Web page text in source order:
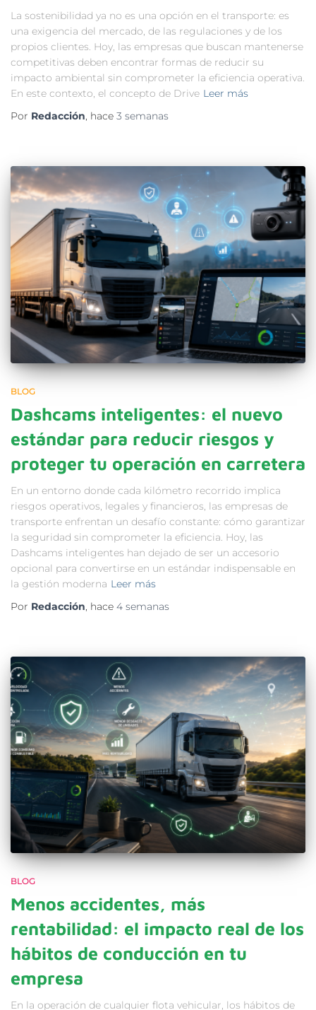
La sostenibilidad ya no es una opción en el transporte: es
una exigencia del mercado, de las regulaciones y de los
propios clientes. Hoy, las empresas que buscan mantenerse
competitivas deben encontrar formas de reducir su
impacto ambiental sin comprometer la eficiencia operativa.
En este contexto, el concepto de Drive Leer más
Por Redacción, hace 3 semanas
BLOG
Dashcams inteligentes: el nuevo
estándar para reducir riesgos y
proteger tu operación en carretera
En un entorno donde cada kilómetro recorrido implica
riesgos operativos, legales y financieros, las empresas de
transporte enfrentan un desafío constante: cómo garantizar
la seguridad sin comprometer la eficiencia. Hoy, las
Dashcams inteligentes han dejado de ser un accesorio
opcional para convertirse en un estándar indispensable en
la gestión moderna Leer más
Por Redacción, hace 4 semanas
BLOG
Menos accidentes, más
rentabilidad: el impacto real de los
hábitos de conducción en tu
empresa
En la operación de cualquier flota vehicular, los hábitos de